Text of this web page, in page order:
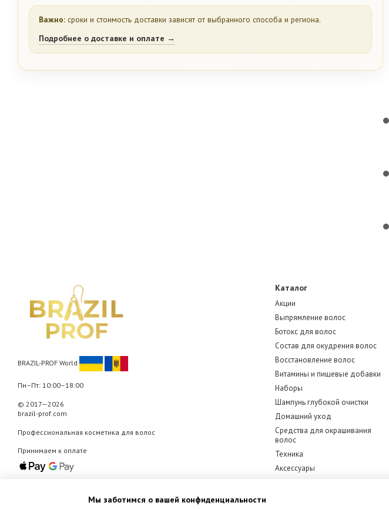
Важно: сроки и стоимость доставки зависят от выбранного способа и региона.
Подробнее о доставке и оплате →
BRAZIL-PROF World
Пн–Пт: 10:00–18:00
© 2017—2026
brazil-prof.com
Профессиональная косметика для волос
Принимаем к оплате
Каталог
Акции
Выпрямление волос
Ботокс для волос
Состав для окудрения волос
Восстановление волос
Витамины и пищевые добавки
Наборы
Шампунь глубокой очистки
Домашний уход
Средства для окрашивания
волос
Техника
Аксессуары
Мы заботимся о вашей конфиденциальности